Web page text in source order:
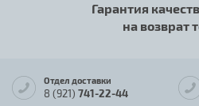
Гарантия
на возврат
Отдел доставки
8 (921) 741-22-44